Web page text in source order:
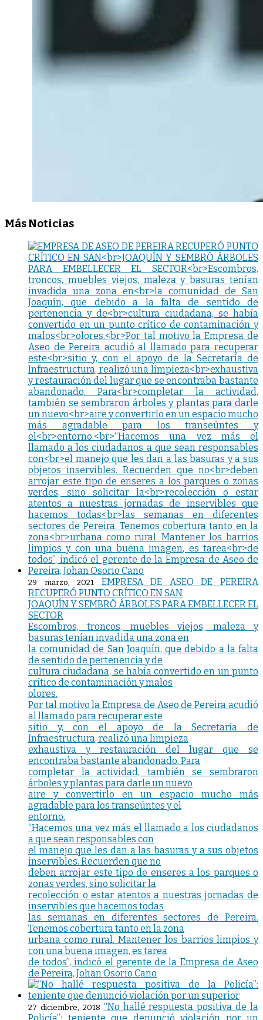
Más Noticias
29 marzo, 2021
EMPRESA DE ASEO DE PEREIRA
RECUPERÓ PUNTO CRÍTICO EN SAN
JOAQUÍN Y SEMBRÓ ÁRBOLES PARA EMBELLECER EL
SECTOR
Escombros, troncos, muebles viejos, maleza y
basuras tenían invadida una zona en
la comunidad de San Joaquín, que debido a la falta
de sentido de pertenencia y de
cultura ciudadana, se había convertido en un punto
crítico de contaminación y malos
olores.
Por tal motivo la Empresa de Aseo de Pereira acudió
al llamado para recuperar este
sitio y, con el apoyo de la Secretaría de
Infraestructura, realizó una limpieza
exhaustiva y restauración del lugar que se
encontraba bastante abandonado. Para
completar la actividad, también se sembraron
árboles y plantas para darle un nuevo
aire y convertirlo en un espacio mucho más
agradable para los transeúntes y el
entorno.
“Hacemos una vez más el llamado a los ciudadanos
a que sean responsables con
el manejo que les dan a las basuras y a sus objetos
inservibles. Recuerden que no
deben arrojar este tipo de enseres a los parques o
zonas verdes, sino solicitar la
recolección o estar atentos a nuestras jornadas de
inservibles que hacemos todas
las semanas en diferentes sectores de Pereira.
Tenemos cobertura tanto en la zona
urbana como rural. Mantener los barrios limpios y
con una buena imagen, es tarea
de todos”, indicó el gerente de la Empresa de Aseo
de Pereira, Johan Osorio Cano
27 diciembre, 2018 “No hallé respuesta positiva de la